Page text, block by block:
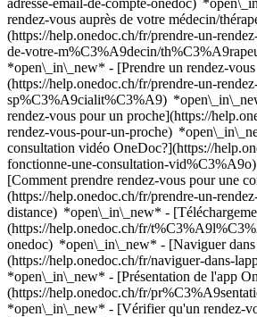
adresse-email-de-compte-onedoc)
rendez-vous auprès de votre médecin/
(https://help.onedoc.ch/fr/prendre-un-
de-votre-m%C3%A9decin/
*open\_in\_new* - [Prendre un rendez-
(https://help.onedoc.ch/fr/prendre-un-
sp%C3%A9cialit%C3%A9)
rendez-vous pour un proche](https://
rendez-vous-pour-un-proche)
consultation vidéo OneDoc?](https://
fonctionne-une-consultation-
[Comment prendre rendez-vous pour une
(https://help.onedoc.ch/fr/prendre-un-
distance) *open\_in\_new* -
(https://help.onedoc.ch/fr/
onedoc) *open\_in\_new* - [Naviguer
(https://help.onedoc.ch/fr/naviguer-dans-
*open\_in\_new* - [Présentation de l'app
(https://help.onedoc.ch/fr/
*open\_in\_new* - [Vérifier qu'un rendez-vous est confirmé](https://help.onedoc.ch/fr/v%C3%A9rifier-quun-rendez-vous-est-confirm%C3%A9) *open\_in\_new* - [Annuler un rendez-vous pris en ligne sur OneDoc](https://help.onedoc.ch/fr/annuler-un-rendez-vous-pris-en-ligne-sur-onedoc) *open\_in\_new* - [Je ne reçois pas de confirmation de rendez-vous](https://help.onedoc.ch/fr/je-ne-re%C3%A7ois-pas-de-confirmation-de-rendez-vous) *open\_in\_new* [Voir tous nos articles *open\_in\_new*](https://help.onedoc.ch/fr/) close ## Modifier votre recherche ![Maison avec un signe plus annonçant qu’une consultation peut être effectuée sur place](https://www.onedoc.ch/assets/images/icons/on-site.svg) Sur place ![Caméra avec un symbole lecture annonçant qu’une consultation peut être effectuée à distance en vidéo](https://www.onedoc.ch/assets/images/icons/remote.svg) À distance Rechercher #### Spécialités #### Praticiens #### Établissements edit Vaccination grippe à Reinach BL tune Filtrer par Nouveaux patients*keyboard\_arrow\_down* - Acceptés*check\_circle* Langue parlée*keyboard\_arrow\_down* - Albanais*check\_circle* - Allemand*check\_circle* - Anglais*check\_circle* - Arménien*check\_circle* - Croate*check\_circle* - Espagnol*check\_circle* - Français*check\_circle* - Italien*check\_circle* - Polonais*check\_circle* - Portugais*check\_circle* - Russe*check\_circle* - Slovaque*check\_circle* - Tchèque*check\_circle* - Turc*check\_circle* Sexe*keyboard\_arrow\_down* - Femme*check\_circle* - Homme*check\_circle* Réseau*keyboard\_arrow\_down* - Sun Store*check\_circle* - Amavita*check\_circle* - Coop Vitality*check\_circle* - Medbase*check\_circle* Disponibilité*keyboard\_arrow\_down* - Disponible aujourdhui*check\_circle* - Dans les 3 prochains jours*check\_circle* - Dans les 7 prochains jours*check\_circle* - Dans les 14 prochains jours*check\_circle* # __Vaccination grippe__ à __Reinach BL__: prenez rendez-vous en ligne aujourd'hui ## 2 résultats à Reinach BL [![Medbase Apotheke Reinach, pharmacie à Reinach](https://assets.onedoc.ch/images/entities/43d1800b3d7af1a45f50d87990c02d0a24a27c6ffa539ef441463e9c68ef639c-small.jpg "Medbase Apotheke Reinach, pharmacie à Reinach")](https://www.onedoc.ch/fr/pharmacie/reinach/e93m/medbase-apotheke-reinach) ### [Medbase Apotheke Reinach](https://www.onedoc.ch/fr/pharmacie/reinach/e93m/medbase-apotheke-reinach) ![Badge indiquant un profil vérifié](https://www.onedoc.ch/assets/images/icons/checkmark.svg) Pharmacie Angensteinerstrasse 5 4153 Reinach BL ![Icône patient avec un signe plus annonçant que le professionnel accepte de nouveaux patients](https://www.onedoc.ch/assets/images/icons/new-patients.svg)Accepte les nouveaux patients [Réserver un RDV](https://www.onedoc.ch/fr/pharmacie/reinach/e93m/medbase-apotheke-reinach) *chevron\_left* mar. 04 août *chevron\_right* Voir plus de rendez-vous *error\_outline* Une erreur s'est produite lors du chargement des disponibilités [Réessayer](https://www.onedoc.ch) [![Dipl. med. Lena Julia Lucas, médecin généraliste à Reinach](https://assets.onedoc.ch/images/users/9fe16cd39fae11a1626f70682efc7c9d2bc76f58be4c1f478d2e4659cb60f4c7-small.jpg "Dipl. med. Lena Julia Lucas, médecin généraliste à Reinach")](https://www.onedoc.ch/fr/medecin-generaliste/reinach/pc2t8/dipl-med-lena-julia-lucas) ### [Dipl. med. Lena Julia Lucas](https://www.onedoc.ch/fr/medecin-generaliste/reinach/pc2t8/dipl-med-lena-julia-lucas) ![Badge indiquant un profil vérifié](https://www.onedoc.ch/assets/images/icons/checkmark.svg) [Médecin généraliste](https://www.onedoc.ch/fr/medecin-generaliste/reinach?state=BL) [Praxis Reinacherhof](https://www.onedoc.ch/fr/cabinet-medical/reinach/ebcwz/praxis-reinacherhof) Im Reinacherhof 53 4153 Reinach BL ![Icône patient avec un signe plus annonçant que le professionnel accepte de nouveaux patients](https://www.onedoc.ch/assets/images/icons/new-patients.svg)Accepte les nouveaux patients [Réserver un RDV](https://www.onedoc.ch/fr/medecin-generaliste/reinach/pc2t8/dipl-med-lena-julia-lucas) Expertises: Vaccination grippe, [Grippe | Symptômes de la grippe | Rhume](https://www.onedoc.ch/fr/grippe-symptomes-de-la-grippe-rhume/reinach?state=BL), [Check-up | bilan de santé](https://www.onedoc.ch/fr/check-up-bilan-de-sante/reinach?state=BL), [Urgence en médecine générale](https://www.onedoc.ch/fr/urgence-en-medecine-generale/reinach?state=BL)Voir plus *chevron\_left* mar. 04 août *chevron\_right* Voir plus de rendez-vous *error\_outline* Une erreur s'est produite lors du chargement des disponibilités [Réessayer](https://www.onedoc.ch) Expertises: Vaccination grippe, [Grippe | Symptômes de la grippe | Rhume](https://www.onedoc.ch/fr/grippe-symptomes-de-la-grippe-rhume/reinach?state=BL), [Check-up | bilan de santé](https://www.onedoc.ch/fr/check-up-bilan-de-sante/reinach?state=BL), [Urgence en médecine générale](https://www.onedoc.ch/fr/urgence-en-medecine-generale/reinach?state=BL)Voir plus ## __Vaccination grippe__: d'autres spécialistes sont réservables en ligne dans les environs de __Reinach BL__ [![Medbase Apotheke Arlesheim Birseck, pharmacie à Arlesheim](https://assets.onedoc.ch/images/entities/eb2bb32014303b6f082af8cf9849e907e13749f7c1c745f478f19baf78c1f7b5-small.jpg "Medbase Apotheke Arlesheim Birseck, pharmacie à Arlesheim")](https://www.onedoc.ch/fr/pharmacie/arlesheim/e3ab/medbase-apotheke-arlesheim-birseck) ### [Medbase Apotheke Arlesheim Birseck](https://www.onedoc.ch/fr/pharmacie/arlesheim/e3ab/medbase-apotheke-arlesheim-birseck) ![Badge indiquant un profil vérifié](https://www.onedoc.ch/assets/images/icons/checkmark.svg) Pharmacie Ermitagestrasse 9 4144 Arlesheim ![Icône patient avec un signe plus annonçant que le professionnel accepte de nouveaux patients](https://www.onedoc.ch/assets/images/icons/new-patients.svg)Accepte les nouveaux patients [Réserver un RDV](https://www.onedoc.ch/fr/pharmacie/arlesheim/e3ab/medbase-apotheke-arlesheim-birseck) *chevron\_left* mar. 04